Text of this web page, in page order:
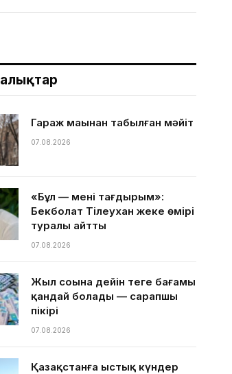
Гараж маңынан табылған мәйіт
07.08.2026
«Бұл — менің тағдырым»:
Бекболат Тілеухан жеке өмірі
туралы айтты
07.08.2026
Жыл соңына дейін теңге бағамы
қандай болады — сарапшы
пікірі
07.08.2026
Қазақстанға ыстық күндер